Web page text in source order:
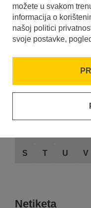
S T U V
Netiketa
možete u svakom
informacija o
našoj politici
svoje postavke,